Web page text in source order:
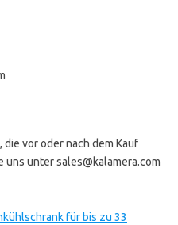
vor oder nach dem Kauf
uns unter sales@kalamera.com
für bis zu 33